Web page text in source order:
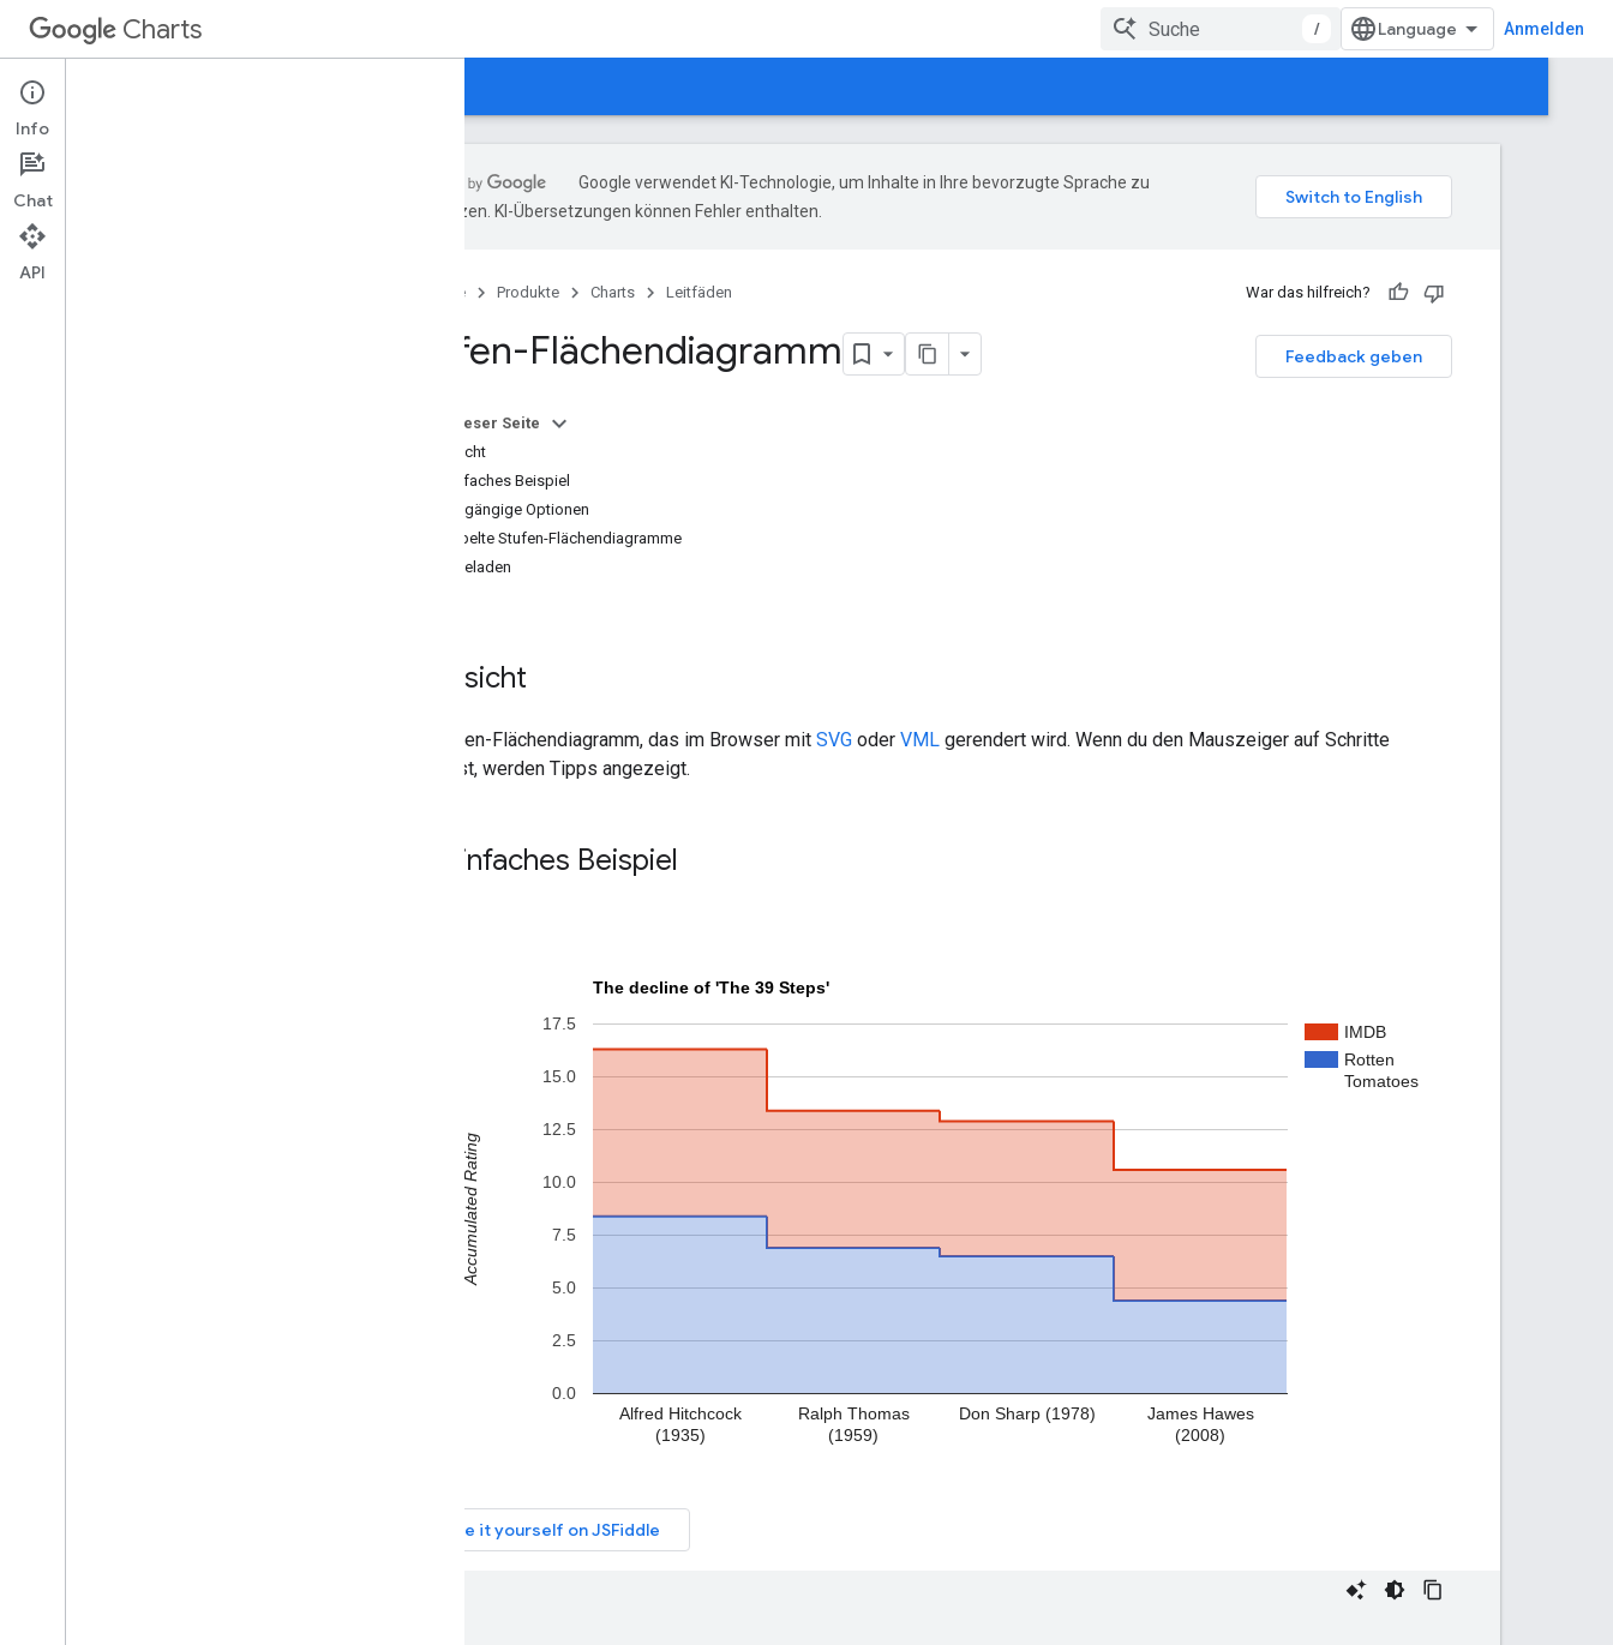
Charts / Anmelden
Übersicht
Google verwendet KI-Technologie, um Inhalte in Ihre bevorzugte Sprache zu
übersetzen. KI-Übersetzungen können Fehler enthalten.
Startseite Produkte Charts Leitfäden War das hilfreich?
Feedback geben
Stufen-Flächendiagramm
Auf dieser Seite
Übersicht
Ein einfaches Beispiel
Einige gängige Optionen
Gestapelte Stufen-Flächendiagramme
Wird geladen
Übersicht
Ein Stufen-Flächendiagramm, das im Browser mit SVG oder VML gerendert wird. Wenn du den Mauszeiger auf Schritte
bewegst, werden Tipps angezeigt.
Ein einfaches Beispiel
Info
Chat
API